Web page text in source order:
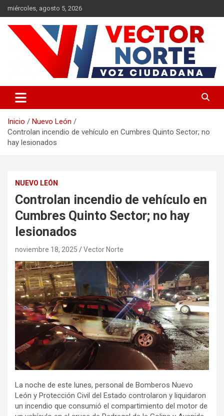
Saltar
al
contenido
miércoles, agosto 5, 2026
Vector Norte
Inicio
Nuevo León
Controlan incendio de vehículo en Cumbres Quinto Sector; no
hay lesionados
NUEVO LEÓN
Controlan incendio de vehículo en
Cumbres Quinto Sector; no hay
lesionados
noviembre 18, 2025 Vector Norte
La noche de este lunes, personal de Bomberos Nuevo
León y Protección Civil del Estado controlaron y liquidaron
un incendio que consumió el compartimiento del motor de